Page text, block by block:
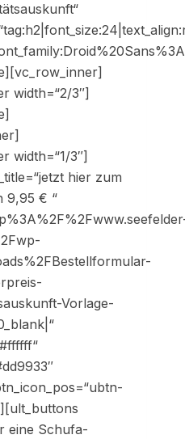
width=“2/3″]
width=“1/3″]
hier zum
9,95 € “
Vorlage-
eine Schufa-